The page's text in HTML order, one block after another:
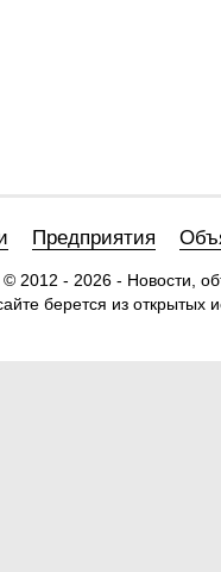
Предприятия
2012 - 2026 - Новости,
берется из открытых